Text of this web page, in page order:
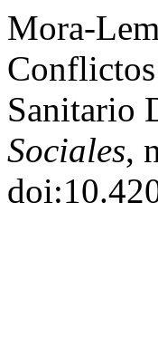
Mora-
Sanitario
Sociales,